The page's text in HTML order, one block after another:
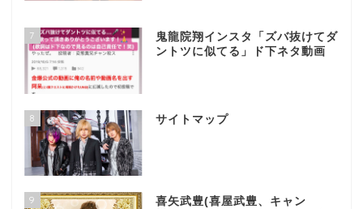
7
鬼龍院翔インスタ「ズバ抜けてダ
ントツに似てる」ド下ネタ動画
8 サイトマップ
9
喜矢武豊(喜屋武豊、キャン